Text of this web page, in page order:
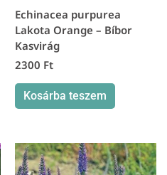
Echinacea purpurea
Lakota Orange – Bíbor
Kasvirág
2300 Ft
Kosárba teszem